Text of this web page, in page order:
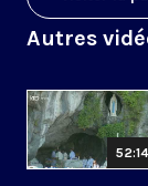
Autres
52:14